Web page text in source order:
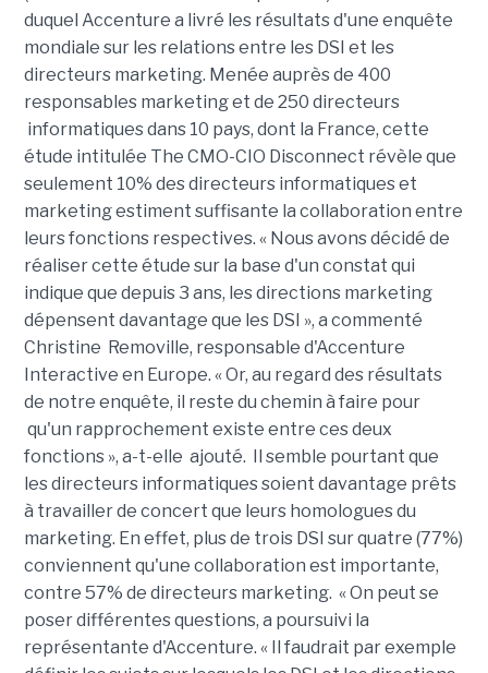
duquel Accenture a livré les résultats d'une enquête
mondiale sur les relations entre les DSI et les
directeurs marketing. Menée auprès de 400
responsables marketing et de 250 directeurs
informatiques dans 10 pays, dont la France, cette
étude intitulée The CMO-CIO Disconnect révèle que
seulement 10% des directeurs informatiques et
marketing estiment suffisante la collaboration entre
leurs fonctions respectives. « Nous avons décidé de
réaliser cette étude sur la base d'un constat qui
indique que depuis 3 ans, les directions marketing
dépensent davantage que les DSI », a commenté
Christine Removille, responsable d'Accenture
Interactive en Europe. « Or, au regard des résultats
de notre enquête, il reste du chemin à faire pour
qu'un rapprochement existe entre ces deux
fonctions », a-t-elle ajouté. Il semble pourtant que
les directeurs informatiques soient davantage prêts
à travailler de concert que leurs homologues du
marketing. En effet, plus de trois DSI sur quatre (77%)
conviennent qu'une collaboration est importante,
contre 57% de directeurs marketing. « On peut se
poser différentes questions, a poursuivi la
représentante d'Accenture. « Il faudrait par exemple